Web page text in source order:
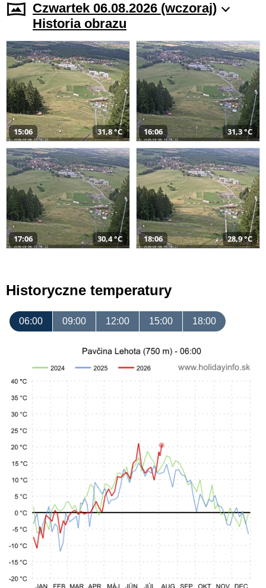
Czwartek 06.08.2026 (wczoraj)
Historia obrazu
15:06 31,8 °C 16:06 31,3 °C
17:06 30,4 °C 18:06 28,9 °C
Historyczne temperatury
06:00 09:00 12:00 15:00 18:00